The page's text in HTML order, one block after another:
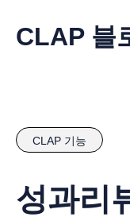
CLAP 블
CLAP 기능
성과리